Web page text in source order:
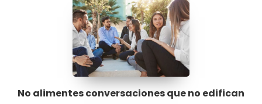
No alimentes conversaciones que no edifican